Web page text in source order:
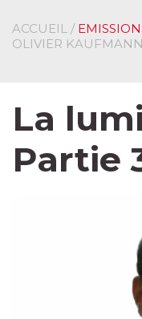
ACCUEIL /
OLIVIER KAUFMANN
La
Partie